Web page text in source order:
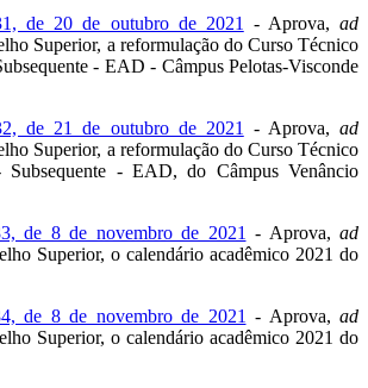
de 20 de outubro de 2021
- Aprova, ad
Superior, a reformulação do Curso Técnico
- EAD - Câmpus Pelotas-Visconde
de 21 de outubro de 2021
- Aprova, ad
Superior, a reformulação do Curso Técnico
Subsequente - EAD, do Câmpus Venâncio
de 8 de novembro de 2021 - Aprova, ad
Superior, o calendário acadêmico 2021 do
de 8 de novembro de 2021 - Aprova, ad
Superior, o calendário acadêmico 2021 do